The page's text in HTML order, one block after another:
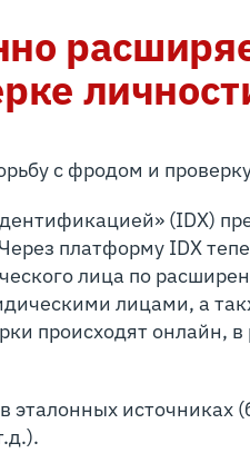
с фродом и
(IDX)
платформу IDX
лица по
лицами, а
происходят онлайн,
эталонных источниках